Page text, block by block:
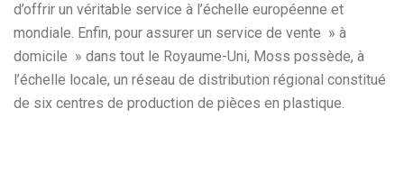
d’offrir un véritable service à l’échelle européenne et
mondiale. Enfin, pour assurer un service de vente » à
domicile » dans tout le Royaume-Uni, Moss possède, à
l’échelle locale, un réseau de distribution régional constitué
de six centres de production de pièces en plastique.